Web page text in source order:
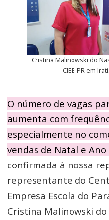
Cristina Malinowski do
CIEE-PR em
O número de vagas
aumenta com
especialmente no
vendas de Natal e Ano
confirmada à nossa
representante do
Empresa Escola do
Cristina Malinowski